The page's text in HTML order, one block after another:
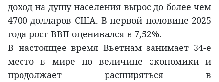
доход на душу населения вырос до более чем
4700 долларов США. В первой половине 2025
года рост ВВП оценивался в 7,52%.
В настоящее время Вьетнам занимает 34-е
место в мире по величине экономики и
продолжает расширяться в